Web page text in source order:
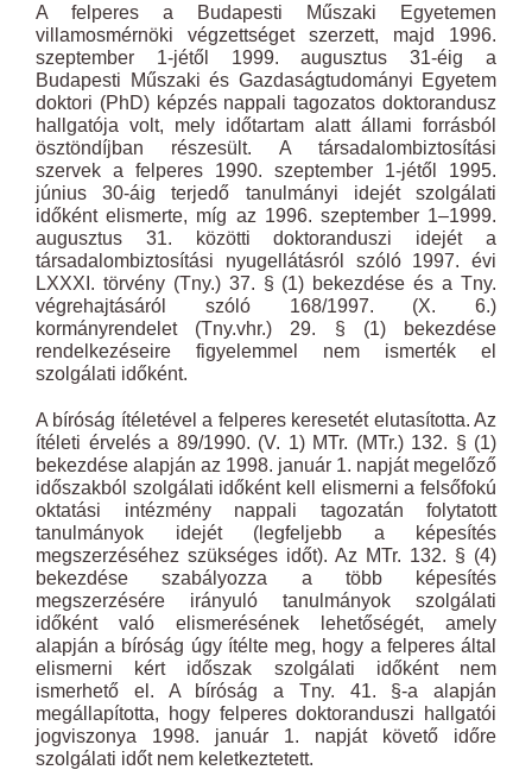
A felperes a Budapesti Műszaki Egyetemen
villamosmérnöki végzettséget szerzett, majd 1996.
szeptember 1-jétől 1999. augusztus 31-éig a
Budapesti Műszaki és Gazdaságtudományi Egyetem
doktori (PhD) képzés nappali tagozatos doktorandusz
hallgatója volt, mely időtartam alatt állami forrásból
ösztöndíjban részesült. A társadalombiztosítási
szervek a felperes 1990. szeptember 1-jétől 1995.
június 30-áig terjedő tanulmányi idejét szolgálati
időként elismerte, míg az 1996. szeptember 1–1999.
augusztus 31. közötti doktoranduszi idejét a
társadalombiztosítási nyugellátásról szóló 1997. évi
LXXXI. törvény (Tny.) 37. § (1) bekezdése és a Tny.
végrehajtásáról szóló 168/1997. (X. 6.)
kormányrendelet (Tny.vhr.) 29. § (1) bekezdése
rendelkezéseire figyelemmel nem ismerték el
szolgálati időként.
A bíróság ítéletével a felperes keresetét elutasította. Az
ítéleti érvelés a 89/1990. (V. 1) MTr. (MTr.) 132. § (1)
bekezdése alapján az 1998. január 1. napját megelőző
időszakból szolgálati időként kell elismerni a felsőfokú
oktatási intézmény nappali tagozatán folytatott
tanulmányok idejét (legfeljebb a képesítés
megszerzéséhez szükséges időt). Az MTr. 132. § (4)
bekezdése szabályozza a több képesítés
megszerzésére irányuló tanulmányok szolgálati
időként való elismerésének lehetőségét, amely
alapján a bíróság úgy ítélte meg, hogy a felperes által
elismerni kért időszak szolgálati időként nem
ismerhető el. A bíróság a Tny. 41. §-a alapján
megállapította, hogy felperes doktoranduszi hallgatói
jogviszonya 1998. január 1. napját követő időre
szolgálati időt nem keletkeztetett.